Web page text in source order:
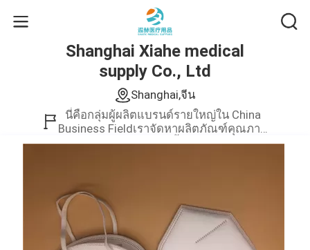
Shanghai Xiahe medical
supply Co., Ltd
Shanghai,จีน
นี่คือกลุ่มผู้ผลิตแบรนด์รายใหญ่ใน China
Business Fieldเราจัดหาผลิตภัณฑ์คุณภาพ
สูงเท่านั้น